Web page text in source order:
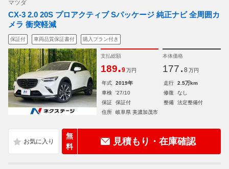
マツダ
CX-3 2.0 20S プロアクティブ Sパッケージ 純正ナビ 全周囲カ
メラ 衝突軽減
保証付 車両品質保証書付 購入プラン付き
支払総額
189.9 万円
本体価格
177. 8 万円
年式 2019年 走行
2.5万km
車検
'27/10 修復
なし
保証
保証付 整備
法定整備付
住所
岐阜県 美濃加茂市
無
料
見積もり・在庫確認